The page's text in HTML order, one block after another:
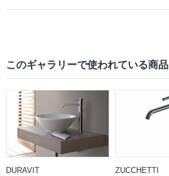
このギャラリーで使われている商品
DURAVIT
ZUCCHETTI